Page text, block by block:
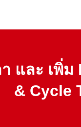
และ เพิ่
& Cycle